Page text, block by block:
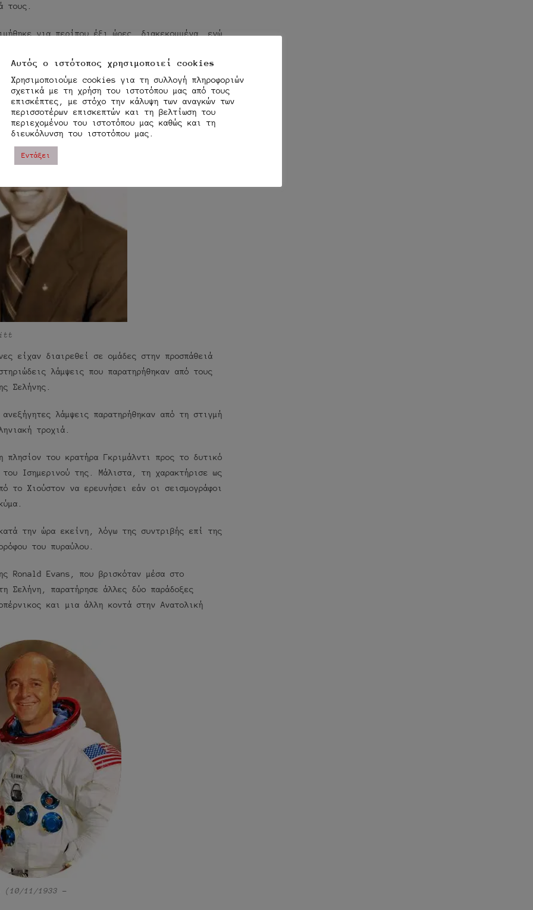
τους.
για περίπου έξι ώρες, διακεκομμένα, ενώ
για έξι ώρες βαθιά, χωρίς διακοπές, προτού
του Βάγκνερ.
είχαν διαιρεθεί σε ομάδες στην προσπάθειά
λάμψεις που παρατηρήθηκαν από τους
Σελήνης.
λάμψεις παρατηρήθηκαν από τη στιγμή
τροχιά.
του κρατήρα Γκριμάλντι προς το δυτικό
Ισημερινού της. Μάλιστα, τη χαρακτήρισε ως
το Χιούστον να ερευνήσει εάν οι σεισμογράφοι
την ώρα εκείνη, λόγω της συντριβής επί της
του πυραύλου.
Ronald Evans, που βρισκόταν μέσα στο
Σελήνη, παρατήρησε άλλες δύο παράδοξες
και μια άλλη κοντά στην Ανατολική
(10/11/1933 –
Αυτός ο ιστότοπος χρησιμοποιεί cookies
Χρησιμοποιούμε cookies για τη συλλογή πληροφοριών
σχετικά με τη χρήση του ιστοτόπου μας από τους
επισκέπτες, με στόχο την κάλυψη των αναγκών των
περισσοτέρων επισκεπτών και τη βελτίωση του
περιεχομένου του ιστοτόπου μας καθώς και τη
διευκόλυνση του ιστοτόπου μας.
Εντάξει